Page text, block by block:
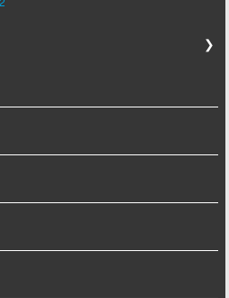
❯